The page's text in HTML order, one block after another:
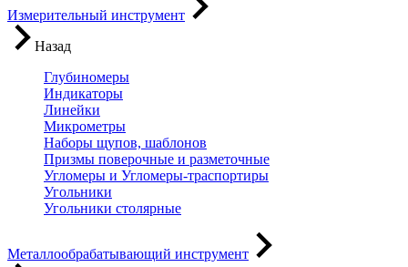
Измерительный инструмент
Назад
Глубиномеры
Индикаторы
Линейки
Микрометры
Наборы щупов, шаблонов
Призмы поверочные и разметочные
Угломеры и Угломеры-траспортиры
Угольники
Угольники столярные
Металлообрабатывающий инструмент